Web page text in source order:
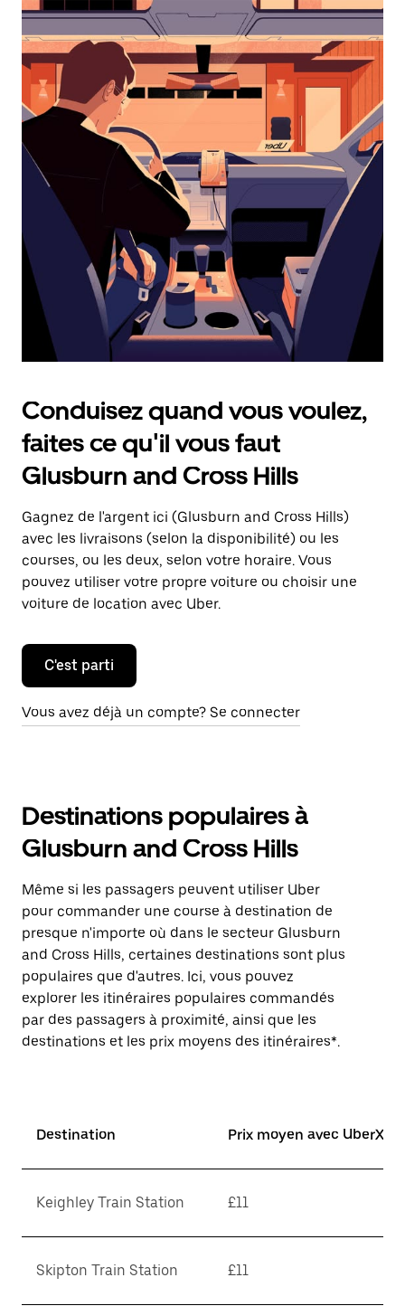
bas
interagir
avec
calendrier
et
sélectionner
une
date.
Appuyez
d'échappement
pour
fermer
calendrier.
Conduisez quand vous voulez,
faites ce qu'il vous faut
Glusburn and Cross Hills
Gagnez de l'argent ici (Glusburn and Cross Hills)
avec les livraisons (selon la disponibilité) ou les
courses, ou les deux, selon votre horaire. Vous
pouvez utiliser votre propre voiture ou choisir une
voiture de location avec Uber.
C'est parti
Vous avez déjà un compte? Se connecter
Destinations populaires à
Glusburn and Cross Hills
Même si les passagers peuvent utiliser Uber
pour commander une course à destination de
presque n'importe où dans le secteur Glusburn
and Cross Hills, certaines destinations sont plus
populaires que d'autres. Ici, vous pouvez
explorer les itinéraires populaires commandés
par des passagers à proximité, ainsi que les
destinations et les prix moyens des itinéraires*.
Destination Prix moyen avec UberX*
Keighley Train Station £11
Skipton Train Station £11